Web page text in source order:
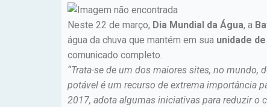
Neste 22 de março, Dia Mundial da Água, a
água da chuva que mantém em sua unidade
comunicado completo.
“Trata-se de um dos maiores sites, no
potável é um recurso de extrema importância
2017, adota algumas iniciativas para reduzir o